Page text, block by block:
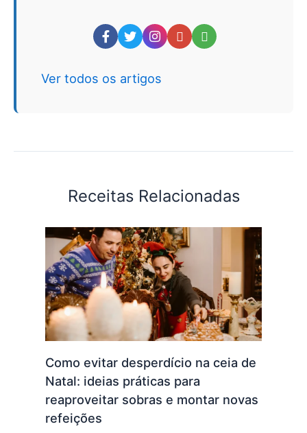
Ver todos os artigos
Receitas Relacionadas
Como evitar desperdício na ceia de
Natal: ideias práticas para
reaproveitar sobras e montar novas
refeições